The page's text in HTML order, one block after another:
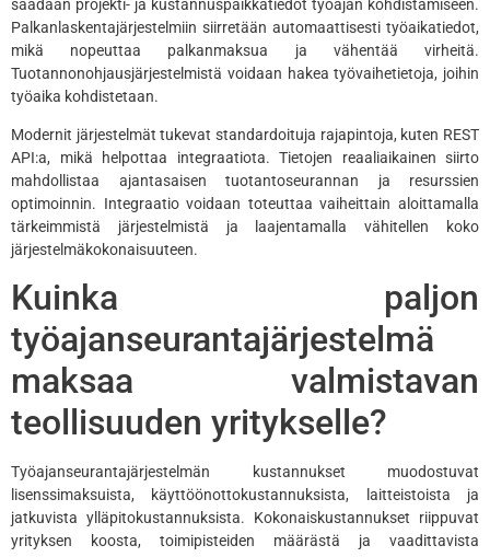
saadaan projekti- ja kustannuspaikkatiedot työajan kohdistamiseen.
Palkanlaskentajärjestelmiin siirretään automaattisesti työaikatiedot,
mikä nopeuttaa palkanmaksua ja vähentää virheitä.
Tuotannonohjausjärjestelmistä voidaan hakea työvaihetietoja, joihin
työaika kohdistetaan.
Modernit järjestelmät tukevat standardoituja rajapintoja, kuten REST
API:a, mikä helpottaa integraatiota. Tietojen reaaliaikainen siirto
mahdollistaa ajantasaisen tuotantoseurannan ja resurssien
optimoinnin. Integraatio voidaan toteuttaa vaiheittain aloittamalla
tärkeimmistä järjestelmistä ja laajentamalla vähitellen koko
järjestelmäkokonaisuuteen.
Kuinka paljon
työajanseurantajärjestelmä
maksaa valmistavan
teollisuuden yritykselle?
Työajanseurantajärjestelmän kustannukset muodostuvat
lisenssimaksuista, käyttöönottokustannuksista, laitteistoista ja
jatkuvista ylläpitokustannuksista. Kokonaiskustannukset riippuvat
yrityksen koosta, toimipisteiden määrästä ja vaadittavista